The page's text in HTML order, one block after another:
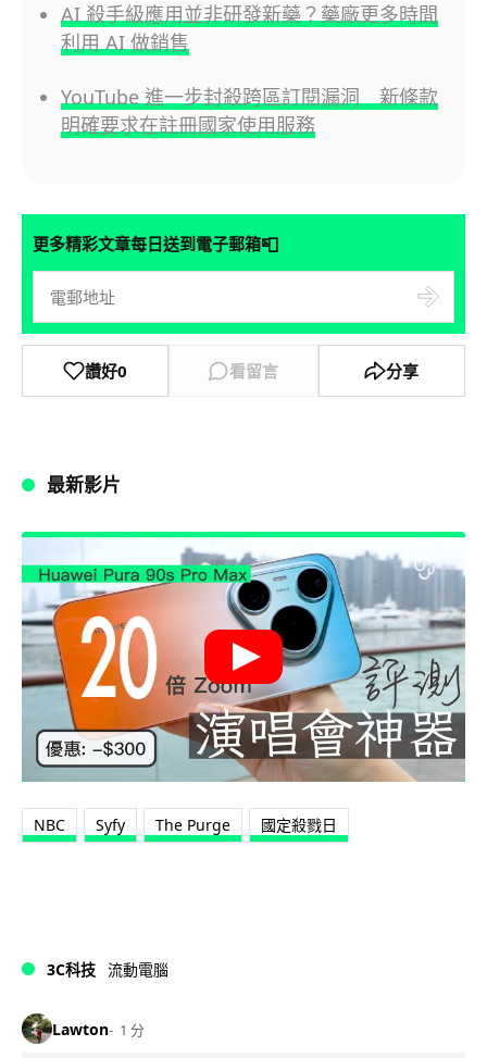
AI 殺手級應用並非研發新藥？藥廠更多時間
利用 AI 做銷售
YouTube 進一步封殺跨區訂閱漏洞 新條款
明確要求在註冊國家使用服務
更多精彩文章每日送到電子郵箱📮
讚好0 看留言 分享
最新影片
NBC Syfy The Purge 國定殺戮日
3C科技 流動電腦
Lawton 1 分